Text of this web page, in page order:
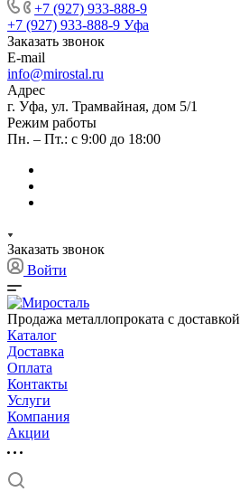
+7 (927) 933-888-9
+7 (927) 933-888-9 Уфа
Заказать звонок
E-mail
info@mirostal.ru
Адрес
г. Уфа, ул. Трамвайная, дом 5/1
Режим работы
Пн. – Пт.: с 9:00 до 18:00
Заказать звонок
Войти
Продажа металлопроката с доставкой
Каталог
Доставка
Оплата
Контакты
Услуги
Компания
Акции